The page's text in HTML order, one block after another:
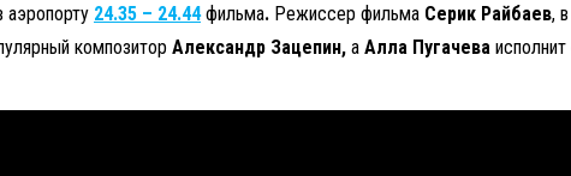
аэропорту 24.35 – 24.44 фильма. Режиссер фильма Серик Райбаев,
композитор Александр Зацепин, а Алла Пугачева